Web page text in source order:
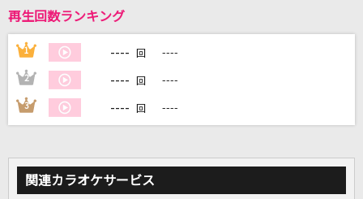
DAMに会員登録・ログインして
再生回数ランキング
1 ---- 回 ----
2 ---- 回 ----
3 ---- 回 ----
関連カラオケサービス